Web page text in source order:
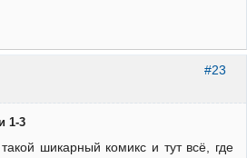
#23
1-3
шикарный комикс и тут всё, где